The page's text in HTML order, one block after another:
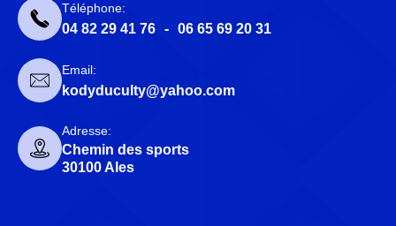
Téléphone:
04 82 29 41 76 - 06 65 69 20 31
Email:
kodyduculty@yahoo.com
Adresse:
Chemin des sports
30100 Ales